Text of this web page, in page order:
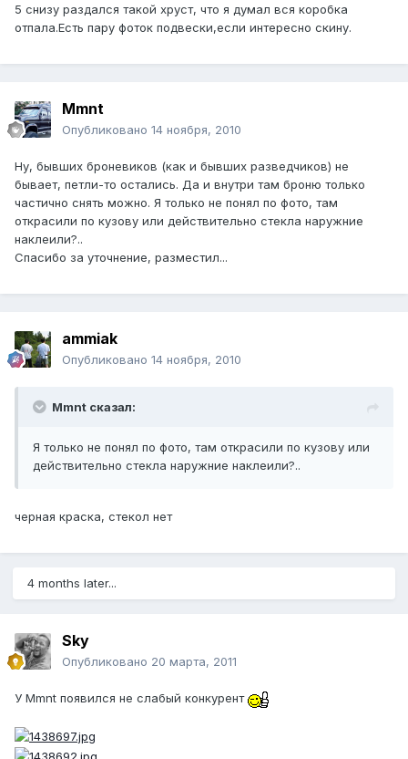
5 снизу раздался такой хруст, что я думал вся коробка
отпала.Есть пару фоток подвески,если интересно скину.
Mmnt
Опубликовано 14 ноября, 2010
Ну, бывших броневиков (как и бывших разведчиков) не
бывает, петли-то остались. Да и внутри там броню только
частично снять можно. Я только не понял по фото, там
открасили по кузову или действительно стекла наружние
наклеили?..
Спасибо за уточнение, разместил...
ammiak
Опубликовано 14 ноября, 2010
Mmnt сказал:
Я только не понял по фото, там открасили по кузову или
действительно стекла наружние наклеили?..
черная краска, стекол нет
4 months later...
Sky
Опубликовано 20 марта, 2011
У Mmnt появился не слабый конкурент